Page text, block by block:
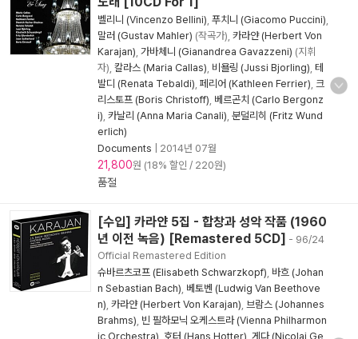
벨리니 (Vincenzo Bellini) 푸치니 (Giacomo Puccini)
말러 (Gustav Mahler) (작곡가), 카라얀 (Herbert Von
Karajan) 가바체니 (Gianandrea Gavazzeni) (지휘
자), 칼라스 (Maria Callas) 비욜링 (Jussi Bjorling) 테
발디 (Renata Tebaldi) 페리어 (Kathleen Ferrier) 크
리스토프 (Boris Christoff) 베르곤치 (Carlo Bergonz
i) 카날리 (Anna Maria Canali) 분덜리히 (Fritz Wund
erlich)
Documents
2014년 07월
21,800원 (18% 할인 / 220원)
품절
[수입] 카라얀 5집 - 합창과 성악 작품 (1960
년 이전 녹음) [Remastered 5CD] - 96/24
Official Remastered Edition
슈바르츠코프 (Elisabeth Schwarzkopf) 바흐 (Johan
n Sebastian Bach) 베토벤 (Ludwig Van Beethove
n) 카라얀 (Herbert Von Karajan) 브람스 (Johannes
Brahms) 빈 필하모닉 오케스트라 (Vienna Philharmon
ic Orchestra) 호터 (Hans Hotter) 게다 (Nicolai Ge